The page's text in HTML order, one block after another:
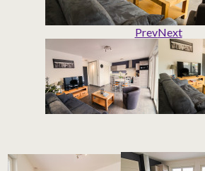
PrevNext